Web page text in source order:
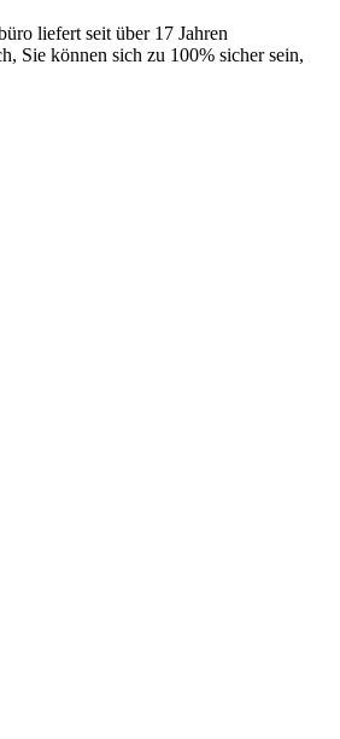
liefert seit über 17 Jahren
Sie können sich zu 100% sicher sein,